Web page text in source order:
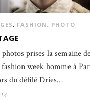
, FASHION, PHOTO
photos prises la semaine
week homme à
du défilé Dries…